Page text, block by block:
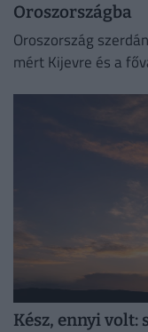
Oroszországba
Oroszország
mért Kijevre és a
Kész, ennyi volt: